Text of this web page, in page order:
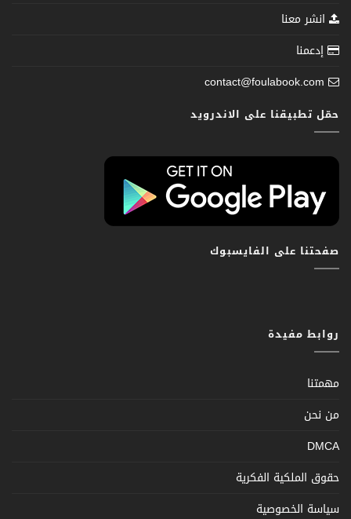
انشر معنا
إدعمنا
contact@foulabook.com
حمّل تطبيقنا على الاندرويد
صفحتنا على الفايسبوك
روابط مفيدة
مهمتنا
من نحن
DMCA
حقوق الملكية الفكرية
سياسة الخصوصية